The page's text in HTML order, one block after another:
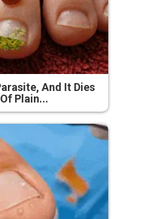
And It Dies
Plain...